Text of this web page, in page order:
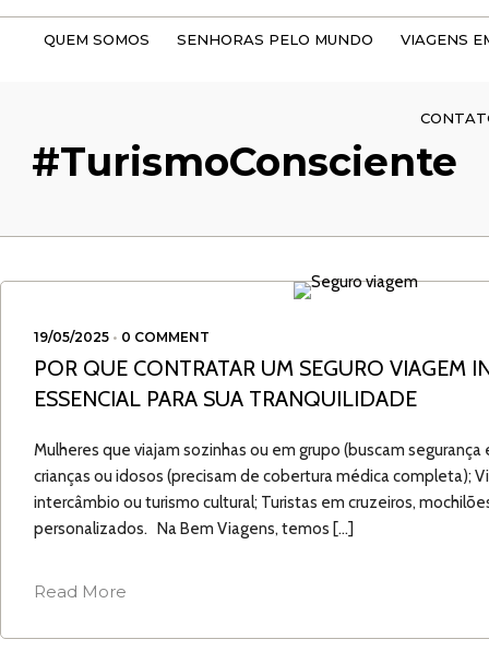
QUEM SOMOS SENHORAS PELO MUNDO VIAGENS
#TurismoConsciente
19/05/2025 • 0 COMMENT
POR QUE CONTRATAR UM SEGURO VIAGEM
ESSENCIAL PARA SUA TRANQUILIDADE
Mulheres que viajam sozinhas ou em grupo (buscam segurança
crianças ou idosos (precisam de cobertura médica completa);
intercâmbio ou turismo cultural; Turistas em cruzeiros,
personalizados. Na Bem Viagens, temos […]
Read More